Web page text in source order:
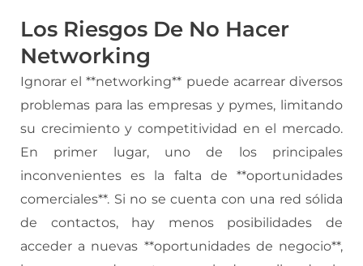
Los Riesgos De No Hacer
Networking
Ignorar el **networking** puede acarrear diversos
problemas para las empresas y pymes, limitando
su crecimiento y competitividad en el mercado.
En primer lugar, uno de los principales
inconvenientes es la falta de **oportunidades
comerciales**. Si no se cuenta con una red sólida
de contactos, hay menos posibilidades de
acceder a nuevas **oportunidades de negocio**,